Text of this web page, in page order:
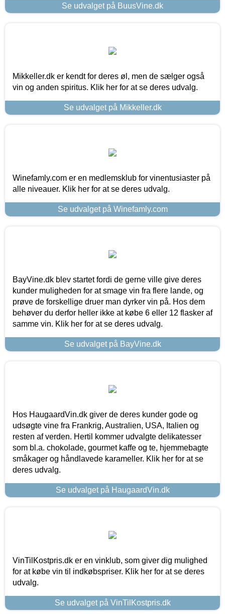
Se udvalget på BuusVine.dk
Mikkeller.dk er kendt for deres øl, men de sælger også
vin og anden spiritus. Klik her for at se deres udvalg.
Se udvalget på Mikkeller.dk
Winefamly.com er en medlemsklub for vinentusiaster på
alle niveauer. Klik her for at se deres udvalg.
Se udvalget på Winefamly.com
BayVine.dk blev startet fordi de gerne ville give deres
kunder muligheden for at smage vin fra flere lande, og
prøve de forskellige druer man dyrker vin på. Hos dem
behøver du derfor heller ikke at købe 6 eller 12 flasker af
samme vin. Klik her for at se deres udvalg.
Se udvalget på BayVine.dk
Hos HaugaardVin.dk giver de deres kunder gode og
udsøgte vine fra Frankrig, Australien, USA, Italien og
resten af verden. Hertil kommer udvalgte delikatesser
som bl.a. chokolade, gourmet kaffe og te, hjemmebagte
småkager og håndlavede karameller. Klik her for at se
deres udvalg.
Se udvalget på HaugaardVin.dk
VinTilKostpris.dk er en vinklub, som giver dig mulighed
for at købe vin til indkøbspriser. Klik her for at se deres
udvalg.
Se udvalget på VinTilKostpris.dk